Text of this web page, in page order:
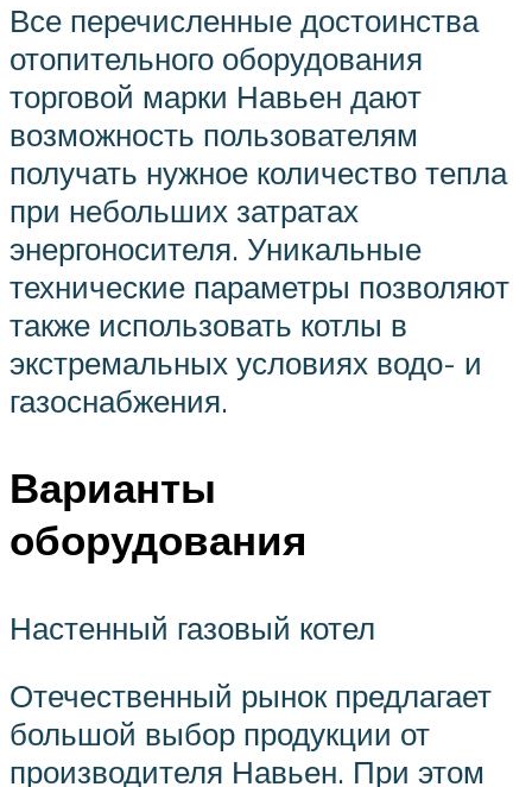
Все перечисленные достоинства
отопительного оборудования
торговой марки Навьен дают
возможность пользователям
получать нужное количество тепла
при небольших затратах
энергоносителя. Уникальные
технические параметры позволяют
также использовать котлы в
экстремальных условиях водо- и
газоснабжения.
Варианты
оборудования
Настенный газовый котел
Отечественный рынок предлагает
большой выбор продукции от
производителя Навьен. При этом